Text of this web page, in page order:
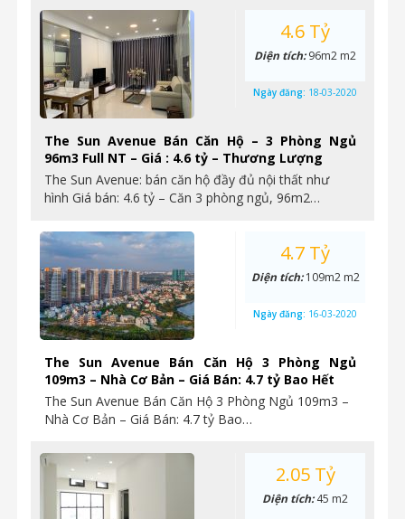
The Sun Avenue Bán Căn Hộ – 3 Phòng Ngủ
96m3 Full NT – Giá : 4.6 tỷ – Thương Lượng
The Sun Avenue: bán căn hộ đầy đủ nội thất như
hình Giá bán: 4.6 tỷ – Căn 3 phòng ngủ, 96m2…
4.6 Tỷ
Diện tích:96m2 m2
Ngày đăng: 18-03-2020
The Sun Avenue Bán Căn Hộ 3 Phòng Ngủ
109m3 – Nhà Cơ Bản – Giá Bán: 4.7 tỷ Bao Hết
The Sun Avenue Bán Căn Hộ 3 Phòng Ngủ 109m3 –
Nhà Cơ Bản – Giá Bán: 4.7 tỷ Bao…
4.7 Tỷ
Diện tích:109m2 m2
Ngày đăng: 16-03-2020
2.05 Tỷ
Diện tích:45 m2